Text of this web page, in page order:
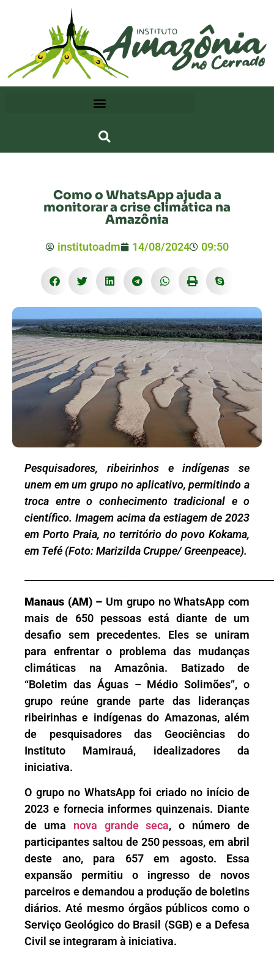
Como o WhatsApp ajuda a
monitorar a crise climática na
Amazônia
institutoadm 14/08/2024 09:50
Pesquisadores, ribeirinhos e indígenas se
unem em um grupo no aplicativo, permitindo a
troca entre o conhecimento tradicional e o
científico. Imagem acima da estiagem de 2023
em Porto Praia, no território do povo Kokama,
em Tefé (Foto: Marizilda Cruppe/ Greenpeace).
Manaus (AM) – Um grupo no WhatsApp com
mais de 650 pessoas está diante de um
desafio sem precedentes. Eles se uniram
para enfrentar o problema das mudanças
climáticas na Amazônia. Batizado de
“Boletim das Águas – Médio Solimões”, o
grupo reúne grande parte das lideranças
ribeirinhas e indígenas do Amazonas, além
de pesquisadores das Geociências do
Instituto Mamirauá, idealizadores da
iniciativa.
O grupo no WhatsApp foi criado no início de
2023 e fornecia informes quinzenais. Diante
de uma nova grande seca, o número de
participantes saltou de 250 pessoas, em abril
deste ano, para 657 em agosto. Essa
expansão permitiu o ingresso de novos
parceiros e demandou a produção de boletins
diários. Até mesmo órgãos públicos como o
Serviço Geológico do Brasil (SGB) e a Defesa
Civil se integraram à iniciativa.